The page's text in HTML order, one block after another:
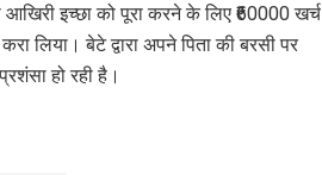
इच्छा को पूरा करने के लिए ₹60000 खर्च
लिया। बेटे द्वारा अपने पिता की बरसी पर
हो रही है।